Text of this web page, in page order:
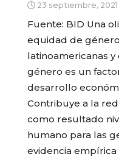
23 septiembre, 2021
Fuente: BID Una
equidad de
latinoamericanas
género es un
desarrollo
Contribuye a la
como resultado
humano para las
evidencia empírica